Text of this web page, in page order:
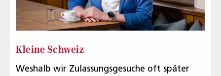
Kleine Schweiz
Weshalb wir Zulassungsgesuche oft später